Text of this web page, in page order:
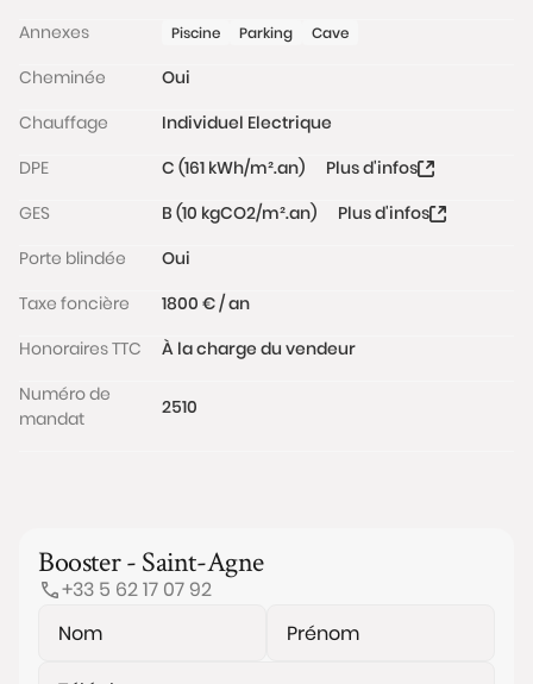
Annexes
Piscine Parking Cave
Cheminée
Oui
Chauffage
Individuel Electrique
DPE
C (161 kWh/m².an)
Plus d'infos
GES
B (10 kgCO2/m².an)
Plus d'infos
Porte blindée
Oui
Taxe foncière
1800 € / an
Honoraires TTC
À la charge du vendeur
Numéro de
mandat
2510
Booster - Saint-Agne
+33 5 62 17 07 92